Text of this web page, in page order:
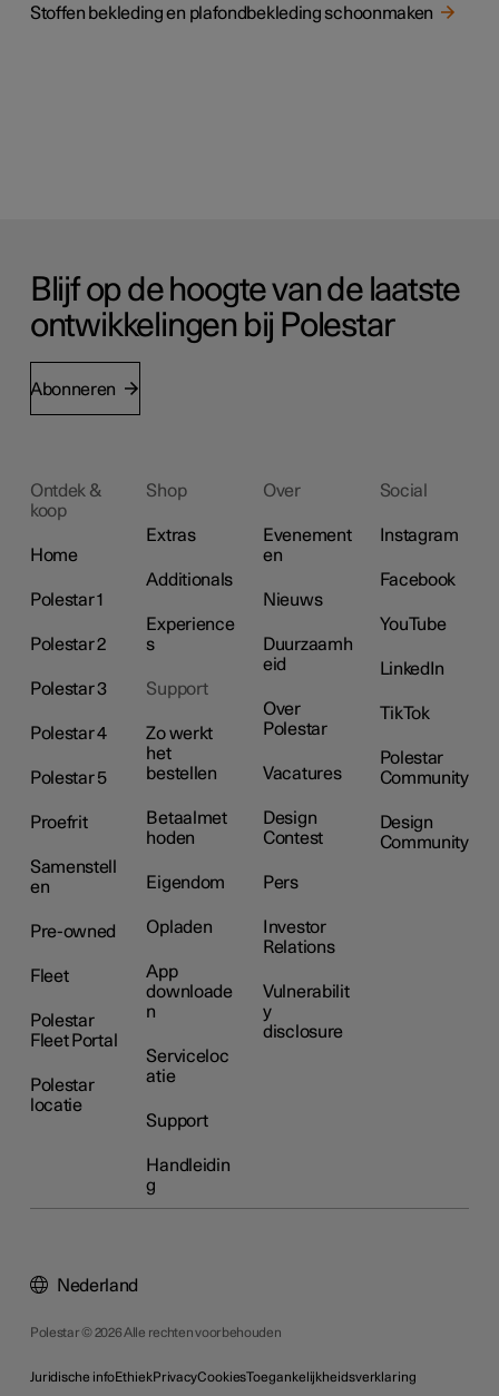
Stoffen bekleding en plafondbekleding schoonmaken
Blijf op de hoogte van de laatste
ontwikkelingen bij Polestar
Abonneren
Ontdek &
koop
Home
Polestar 1
Polestar 2
Polestar 3
Polestar 4
Polestar 5
Proefrit
Samenstell
en
Pre-owned
Fleet
Polestar
Fleet Portal
Polestar
locatie
Shop
Extras
Additionals
Experience
s
Support
Zo werkt
het
bestellen
Betaalmet
hoden
Eigendom
Opladen
App
downloade
n
Serviceloc
atie
Support
Handleidin
g
Over
Evenement
en
Nieuws
Duurzaamh
eid
Over
Polestar
Vacatures
Design
Contest
Pers
Investor
Relations
Vulnerabilit
y
disclosure
Social
Instagram
Facebook
YouTube
LinkedIn
TikTok
Polestar
Community
Design
Community
Polestar © 2026 Alle rechten voorbehouden
Juridische infoEthiekPrivacyCookiesToegankelijkheidsverklaring
Nederland